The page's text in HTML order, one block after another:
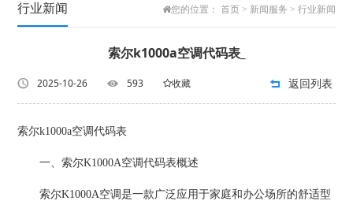
行业新闻 您的位置： 首页> 新闻服务 > 行业新闻
索尔k1000a空调代码表_
2025-10-26 593 收藏 返回列表
索尔k1000a空调代码表
一、索尔K1000A空调代码表概述
索尔K1000A空调是一款广泛应用于家庭和办公场所的舒适型